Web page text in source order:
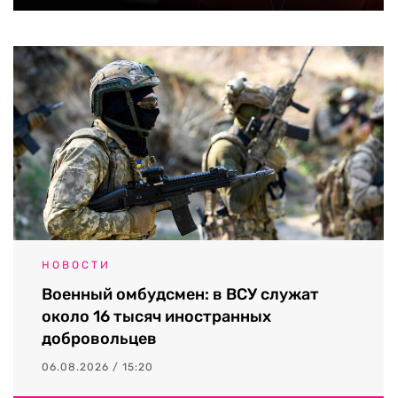
НОВОСТИ
Военный омбудсмен: в ВСУ служат
около 16 тысяч иностранных
добровольцев
06.08.2026 / 15:20